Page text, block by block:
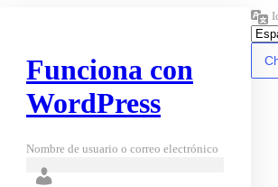
Funciona con
WordPress
Nombre de usuario o correo electrónico